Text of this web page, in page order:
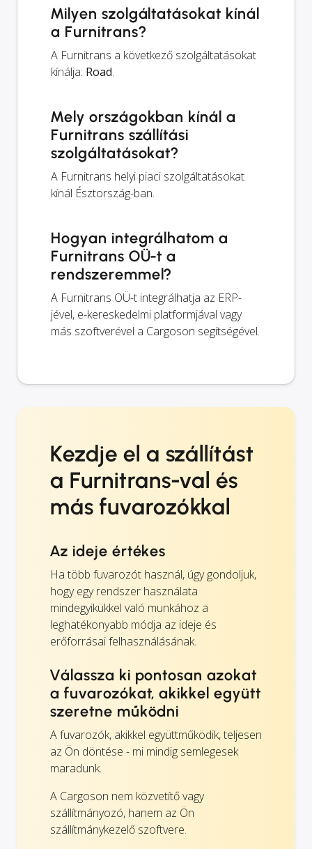
Milyen szolgáltatásokat kínál
a Furnitrans?
A Furnitrans a következő szolgáltatásokat
kínálja: Road.
Mely országokban kínál a
Furnitrans szállítási
szolgáltatásokat?
A Furnitrans helyi piaci szolgáltatásokat
kínál Észtország-ban.
Hogyan integrálhatom a
Furnitrans OÜ-t a
rendszeremmel?
A Furnitrans OÜ-t integrálhatja az ERP-
jével, e-kereskedelmi platformjával vagy
más szoftverével a Cargoson segítségével.
Kezdje el a szállítást
a Furnitrans-val és
más fuvarozókkal
Az ideje értékes
Ha több fuvarozót használ, úgy gondoljuk,
hogy egy rendszer használata
mindegyikükkel való munkához a
leghatékonyabb módja az ideje és
erőforrásai felhasználásának.
Válassza ki pontosan azokat
a fuvarozókat, akikkel együtt
szeretne működni
A fuvarozók, akikkel együttműködik, teljesen
az Ön döntése - mi mindig semlegesek
maradunk.
A Cargoson nem közvetítő vagy
szállítmányozó, hanem az Ön
szállítmánykezelő szoftvere.